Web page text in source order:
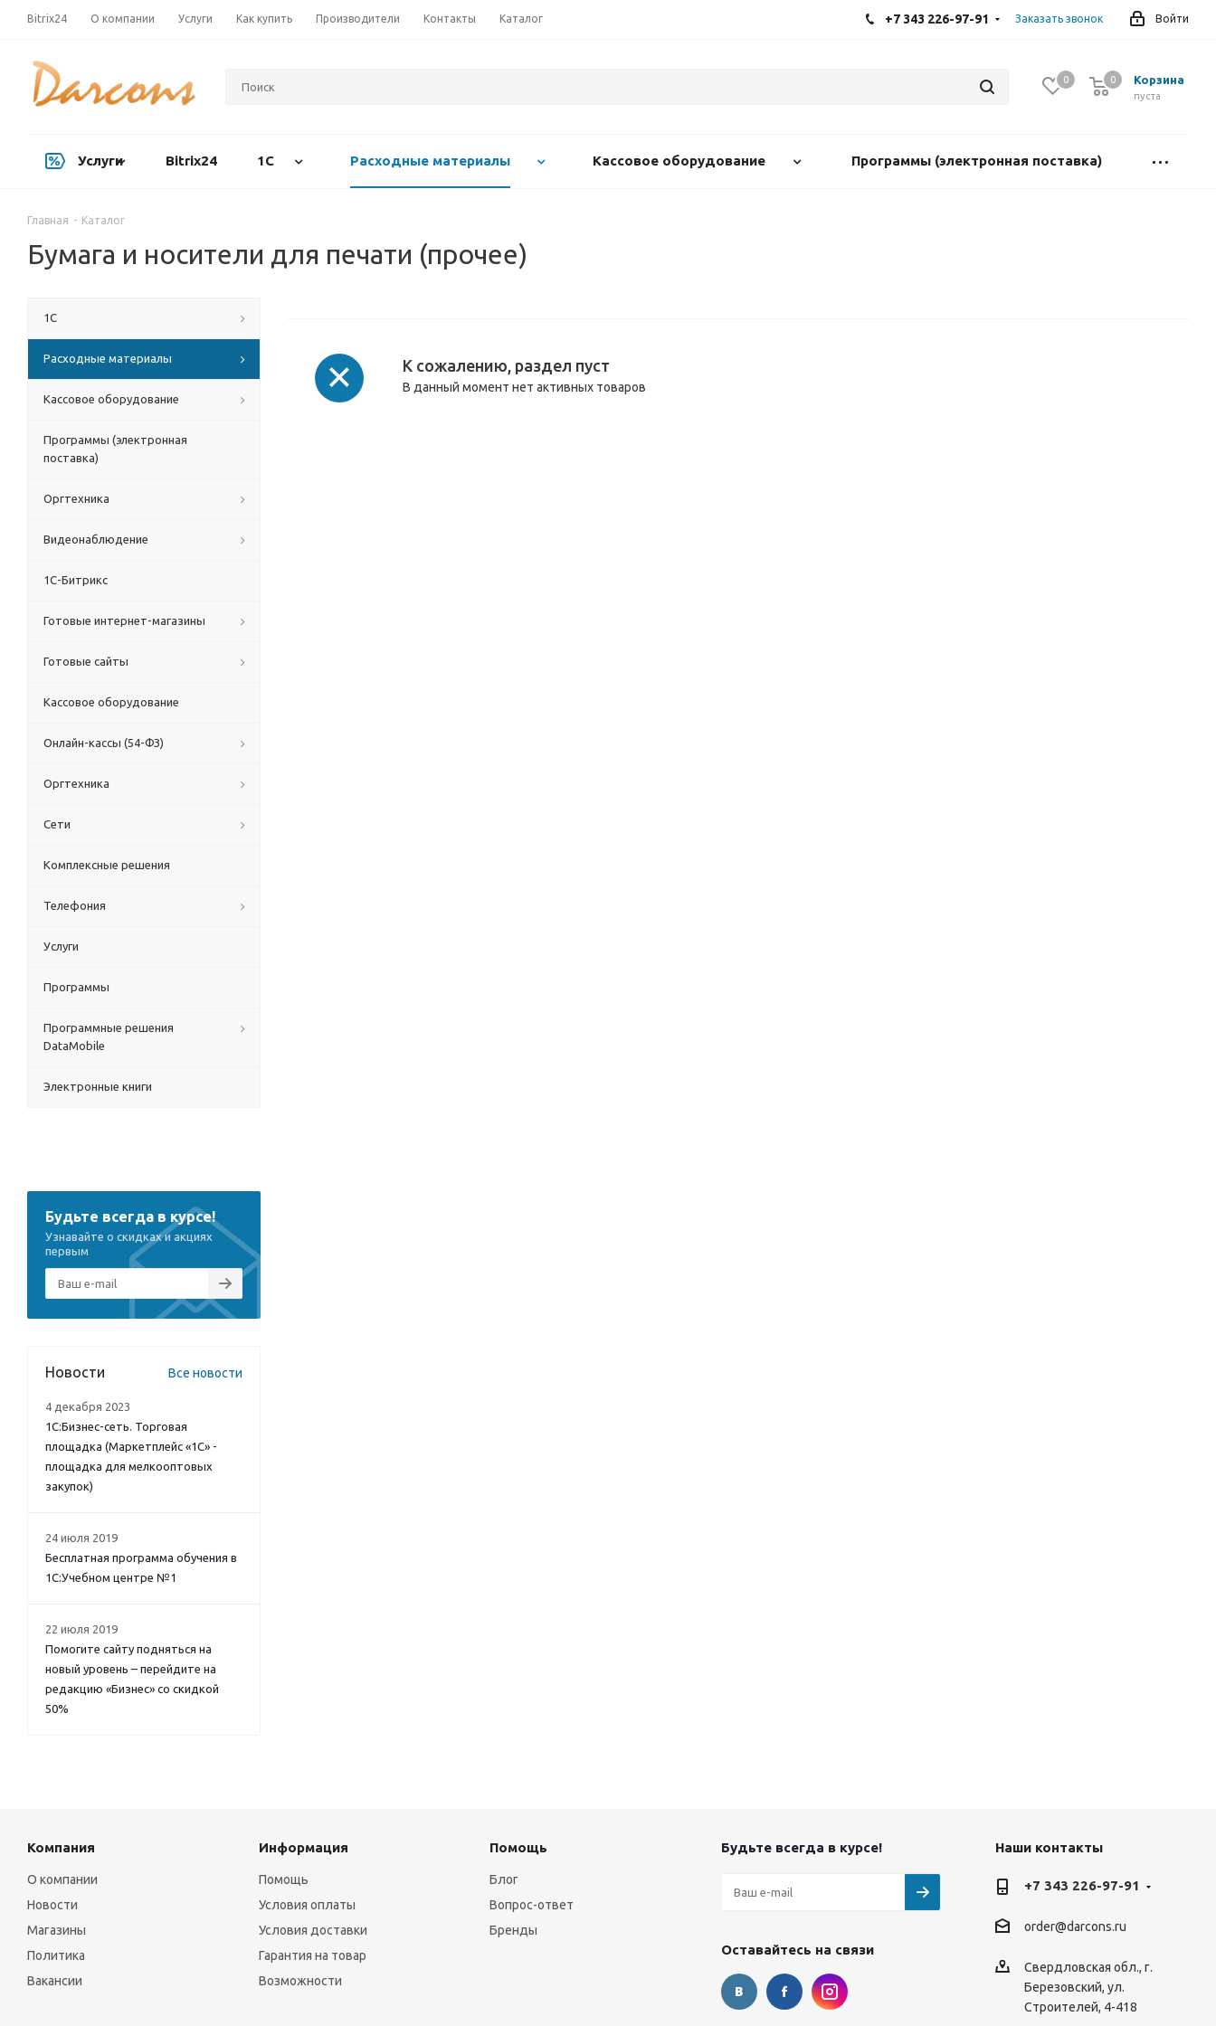
Bitrix24 О компании Услуги Как купить Производители Контакты Каталог Войти
+7 343 226-97-91 Заказать звонок
0 Корзина
пуста
0
Услуги Bitrix24 1С Расходные материалы Кассовое оборудование Программы (электронная поставка)
Главная - Каталог
Бумага и носители для печати (прочее)
К сожалению, раздел пуст
В данный момент нет активных товаров
1С
Расходные материалы
Кассовое оборудование
Программы (электронная
поставка)
Оргтехника
Видеонаблюдение
1С-Битрикс
Готовые интернет-магазины
Готовые сайты
Кассовое оборудование
Онлайн-кассы (54-ФЗ)
Оргтехника
Сети
Комплексные решения
Телефония
Услуги
Программы
Программные решения
DataMobile
Электронные книги
Будьте всегда в курсе!
Узнавайте о скидках и акциях
первым
Новости Все новости
4 декабря 2023
1С:Бизнес-сеть. Торговая
площадка (Маркетплейс «1С» -
площадка для мелкооптовых
закупок)
24 июля 2019
Бесплатная программа обучения в
1С:Учебном центре №1
22 июля 2019
Помогите сайту подняться на
новый уровень – перейдите на
редакцию «Бизнес» со скидкой
50%
Компания
О компании
Новости
Магазины
Политика
Вакансии
Информация
Помощь
Условия оплаты
Условия доставки
Гарантия на товар
Возможности
Помощь
Блог
Вопрос-ответ
Бренды
Будьте всегда в курсе!
Оставайтесь на связи
Наши контакты
+7 343 226-97-91
order@darcons.ru
Свердловская обл., г.
Березовский, ул.
Строителей, 4-418